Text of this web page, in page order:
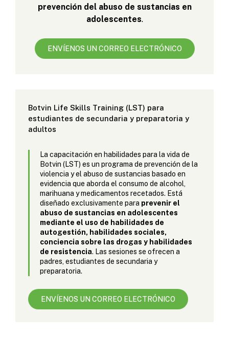
prevención del abuso de sustancias en
adolescentes.
ENVÍENOS UN CORREO ELECTRÓNICO
Botvin Life Skills Training (LST) para
estudiantes de secundaria y preparatoria y
adultos
La capacitación en habilidades para la vida de
Botvin (LST) es un programa de prevención de la
violencia y el abuso de sustancias basado en
evidencia que aborda el consumo de alcohol,
marihuana y medicamentos recetados. Está
diseñado exclusivamente para prevenir el
abuso de sustancias en adolescentes
mediante el uso de habilidades de
autogestión, habilidades sociales,
conciencia sobre las drogas y habilidades
de resistencia. Las sesiones se ofrecen a
padres, estudiantes de secundaria y
preparatoria.
ENVÍENOS UN CORREO ELECTRÓNICO